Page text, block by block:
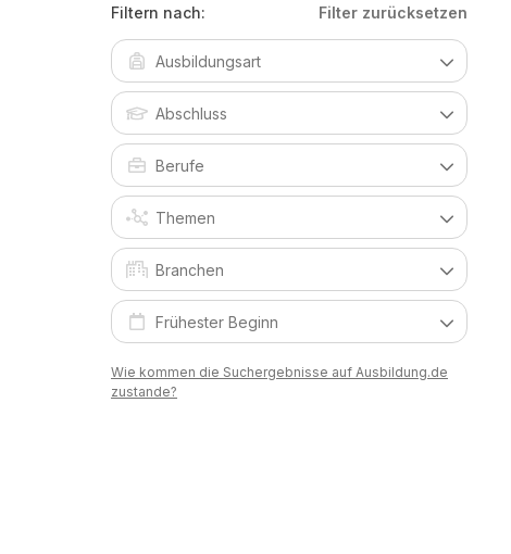
Filtern nach: Filter zurücksetzen
Wie kommen die Suchergebnisse auf Ausbildung.de
zustande?